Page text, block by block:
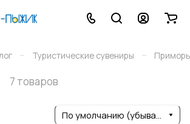
– Туристические сувениры –
7 товаров
По умолчанию (убывание)